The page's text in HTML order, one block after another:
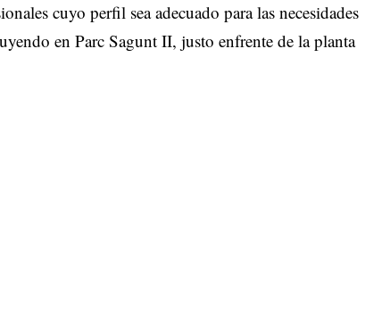
cuyo perfil sea adecuado para las necesidades
en Parc Sagunt II, justo enfrente de la planta